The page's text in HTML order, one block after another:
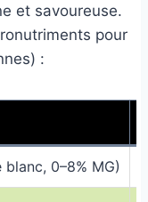
et savoureuse.
pour
:
0–8% MG)